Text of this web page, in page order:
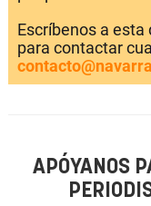
Escríbenos a
para contactar
APÓYANOS